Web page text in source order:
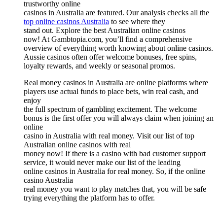
trustworthy online
casinos in Australia are featured. Our analysis checks all the
top online casinos Australia to see where they
stand out. Explore the best Australian online casinos
now! At Gambtopia.com, you’ll find a comprehensive
overview of everything worth knowing about online casinos.
Aussie casinos often offer welcome bonuses, free spins,
loyalty rewards, and weekly or seasonal promos.
Real money casinos in Australia are online platforms where
players use actual funds to place bets, win real cash, and
enjoy
the full spectrum of gambling excitement. The welcome
bonus is the first offer you will always claim when joining an
online
casino in Australia with real money. Visit our list of top
Australian online casinos with real
money now! If there is a casino with bad customer support
service, it would never make our list of the leading
online casinos in Australia for real money. So, if the online
casino Australia
real money you want to play matches that, you will be safe
trying everything the platform has to offer.